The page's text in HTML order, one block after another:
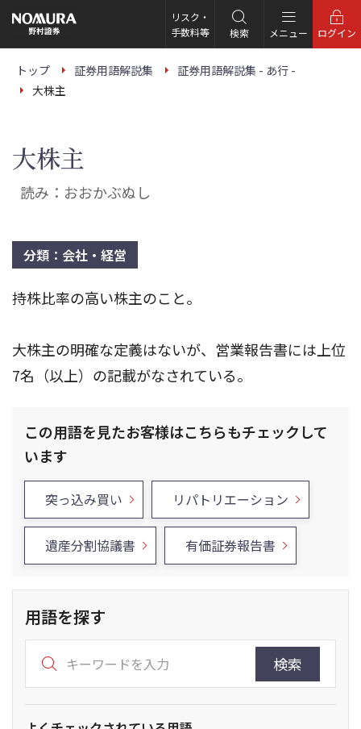
の
ー
リスク・
手数料等
検索 メニュー ログイン
トップ 証券用語解説集
証券用語解説集 - あ行 -
大株主
大株主
読み：おおかぶぬし
分類：会社・経営
持株比率の高い株主のこと。
大株主の明確な定義はないが、営業報告書には上位
7名（以上）の記載がなされている。
この用語を見たお客様はこちらもチェックして
います
突っ込み買い リパトリエーション
遺産分割協議書 有価証券報告書
用語を探す
検索